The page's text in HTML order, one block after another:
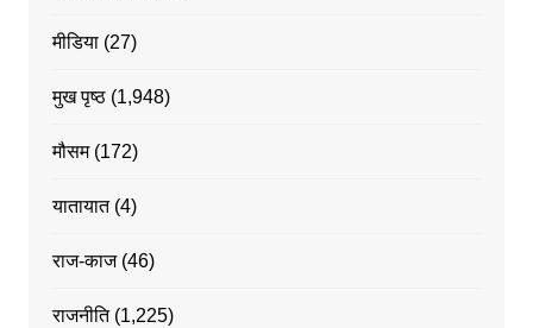
मीडिया(27)
मुख पृष्ठ(1,948)
मौसम(172)
यातायात(4)
राज-काज(46)
राजनीति(1,225)